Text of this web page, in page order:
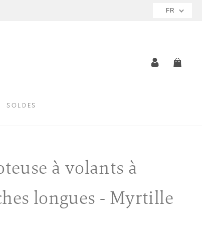
SE
SOLDES
à volants à
longues - Myrtille
FR